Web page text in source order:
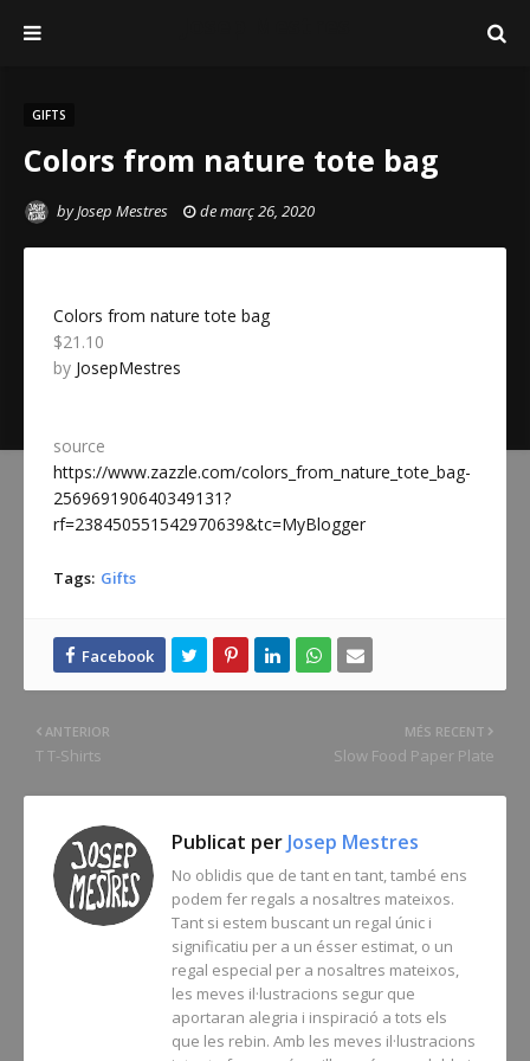
GIFTS
Colors from nature tote bag
byJosep Mestres de març 26, 2020
Colors from nature tote bag
$21.10
by JosepMestres
source
https://www.zazzle.com/colors_from_nature_tote_bag-
256969190640349131?
rf=238450551542970639&tc=MyBlogger
Tags: Gifts
MÉS RECENT
Slow Food Paper Plate
ANTERIOR
T T-Shirts
Publicat per Josep Mestres
No oblidis que de tant en tant, també ens
podem fer regals a nosaltres mateixos.
Tant si estem buscant un regal únic i
significatiu per a un ésser estimat, o un
regal especial per a nosaltres mateixos,
les meves il·lustracions segur que
aportaran alegria i inspiració a tots els
que les rebin. Amb les meves il·lustracions